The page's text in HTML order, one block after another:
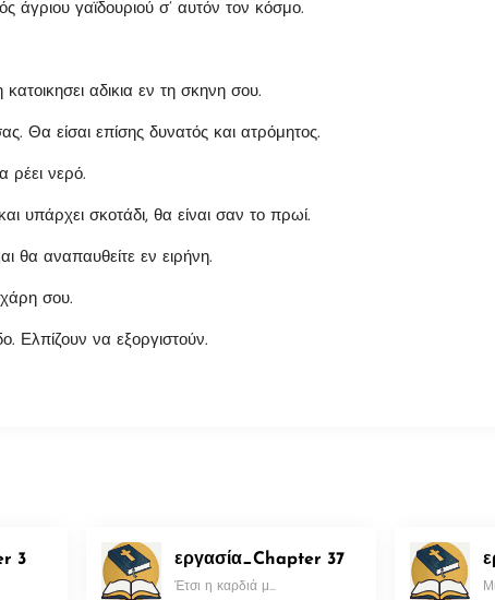
άγριου γαϊδουριού σ’ αυτόν τον κόσμο.
αδικια εν τη σκηνη σου.
Θα είσαι επίσης δυνατός και ατρόμητος.
ρέει νερό.
υπάρχει σκοτάδι, θα είναι σαν το πρωί.
θα αναπαυθείτε εν ειρήνη.
σου.
Ελπίζουν να εξοργιστούν.
3 εργασία_Chapter 37
Έτσι η καρδιά μ...